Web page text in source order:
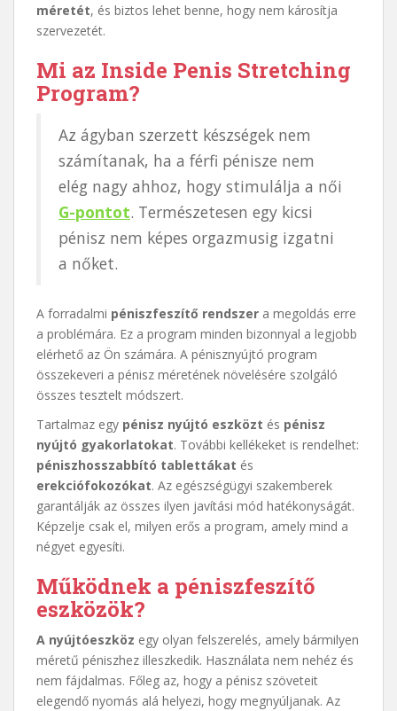
méretét, és biztos lehet benne, hogy nem károsítja
szervezetét.
Mi az Inside Penis Stretching
Program?
Az ágyban szerzett készségek nem
számítanak, ha a férfi pénisze nem
elég nagy ahhoz, hogy stimulálja a női
G-pontot. Természetesen egy kicsi
pénisz nem képes orgazmusig izgatni
a nőket.
A forradalmi péniszfeszítő rendszer a megoldás erre
a problémára. Ez a program minden bizonnyal a legjobb
elérhető az Ön számára. A pénisznyújtó program
összekeveri a pénisz méretének növelésére szolgáló
összes tesztelt módszert.
Tartalmaz egy pénisz nyújtó eszközt és pénisz
nyújtó gyakorlatokat. További kellékeket is rendelhet:
péniszhosszabbító tablettákat és
erekciófokozókat. Az egészségügyi szakemberek
garantálják az összes ilyen javítási mód hatékonyságát.
Képzelje csak el, milyen erős a program, amely mind a
négyet egyesíti.
Működnek a péniszfeszítő
eszközök?
A nyújtóeszköz egy olyan felszerelés, amely bármilyen
méretű péniszhez illeszkedik. Használata nem nehéz és
nem fájdalmas. Főleg az, hogy a pénisz szöveteit
elegendő nyomás alá helyezi, hogy megnyúljanak. Az